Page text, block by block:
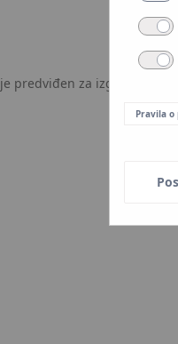
je predviđen za izgradnju
Pravila